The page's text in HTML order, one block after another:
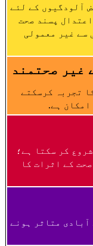
آلودگیوں کے لئے
پسند صحت
سے غیر معمولی
غیر صحتمند
تجربہ کرسکتے
ہے.
کر سکتا ہے؛
کے اثرات کا
متاثر ہونے